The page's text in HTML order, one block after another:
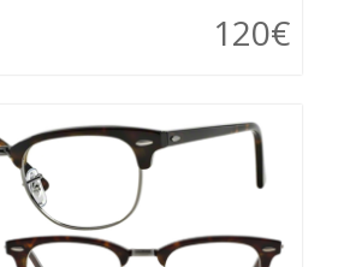
120€